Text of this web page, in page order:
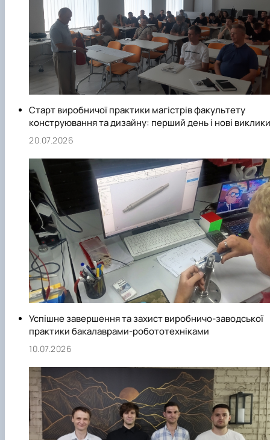
Старт виробничої практики магістрів факультету
конструювання та дизайну: перший день і нові виклики
20.07.2026
Успішне завершення та захист виробничо-заводської
практики бакалаврами-робототехніками
10.07.2026